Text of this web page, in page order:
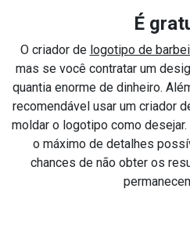
É
O criador de logotipo de
mas se você contratar um
quantia enorme de dinheiro.
recomendável usar um criador
moldar o logotipo como
o máximo de detalhes
chances de não obter os